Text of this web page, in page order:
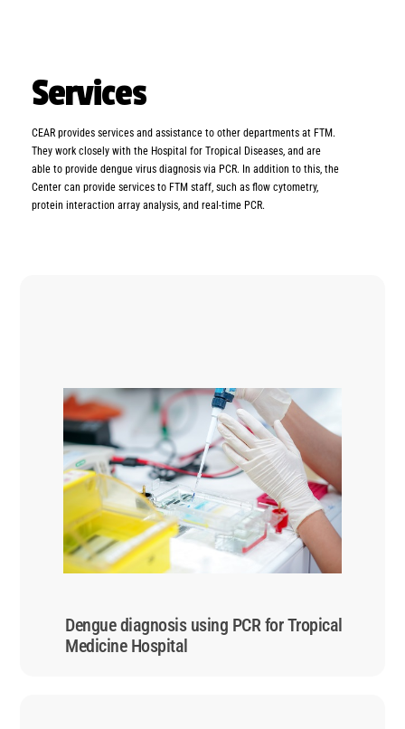
Services
CEAR provides services and assistance to other departments at FTM.
They work closely with the Hospital for Tropical Diseases, and are
able to provide dengue virus diagnosis via PCR. In addition to this, the
Center can provide services to FTM staff, such as flow cytometry,
protein interaction array analysis, and real-time PCR.
Dengue diagnosis using PCR for Tropical
Medicine Hospital